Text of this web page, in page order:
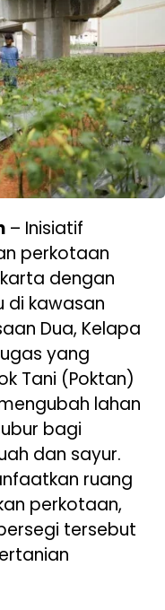
– Inisiatif
perkotaan
dengan
di kawasan
Dua, Kelapa
yang
Tani (Poktan)
lahan
bagi
dan sayur.
ruang
perkotaan,
tersebut